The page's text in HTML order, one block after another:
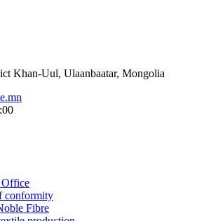
Khan-Uul, Ulaanbaatar, Mongolia
conformity
Fibre